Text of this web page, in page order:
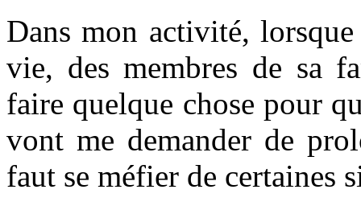
Dans mon activité,
vie, des membres de sa
faire quelque chose pour
vont me demander de
faut se méfier de certaines